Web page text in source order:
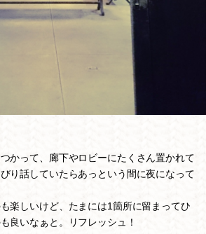
かって、廊下やロビーにたくさん置かれて
り話していたらあっという間に夜になって
楽しいけど、たまには1箇所に留まってひ
良いなぁと。リフレッシュ！